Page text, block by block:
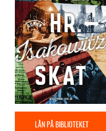
LÅN PÅ BIBLIOTEKET